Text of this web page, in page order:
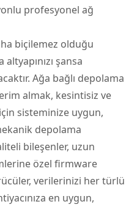
profesyonel ağ
biçilemez olduğu
şansa
Ağa bağlı depolama
almak, kesintisiz ve
için sisteminize uygun,
depolama
bileşenler, uzun
özel firmware
verilerinizi her türlü
en uygun,